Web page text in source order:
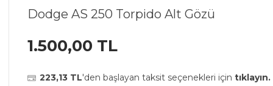
Dodge AS 250 Torpido Alt Gözü
1.500,00 TL
223,13 TL'den başlayan taksit seçenekleri için tıklayın.